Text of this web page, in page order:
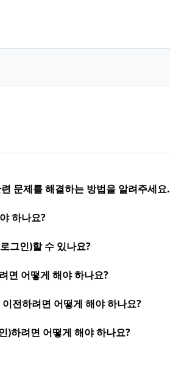
문제를 해결하는 방법을 알려주세요.
하나요?
그인)할 수 있나요?
면 어떻게 해야 하나요?
전하려면 어떻게 해야 하나요?
)하려면 어떻게 해야 하나요?